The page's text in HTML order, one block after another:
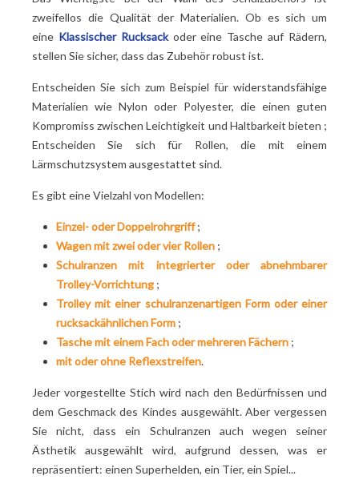
zweifellos die Qualität der Materialien. Ob es sich um
eine Klassischer Rucksackoder eine Tasche auf Rädern,
stellen Sie sicher, dass das Zubehör robust ist.
Entscheiden Sie sich zum Beispiel für widerstandsfähige
Materialien wie Nylon oder Polyester, die einen guten
Kompromiss zwischen Leichtigkeit und Haltbarkeit bieten ;
Entscheiden Sie sich für Rollen, die mit einem
Lärmschutzsystem ausgestattet sind.
Es gibt eine Vielzahl von Modellen:
Einzel- oder Doppelrohrgriff ;
Wagen mit zwei oder vier Rollen ;
Schulranzen mit integrierter oder abnehmbarer
Trolley-Vorrichtung ;
Trolley mit einer schulranzenartigen Form oder einer
rucksackähnlichen Form ;
Tasche mit einem Fach oder mehreren Fächern ;
mit oder ohne Reflexstreifen.
Jeder vorgestellte Stich wird nach den Bedürfnissen und
dem Geschmack des Kindes ausgewählt. Aber vergessen
Sie nicht, dass ein Schulranzen auch wegen seiner
Ästhetik ausgewählt wird, aufgrund dessen, was er
repräsentiert: einen Superhelden, ein Tier, ein Spiel...